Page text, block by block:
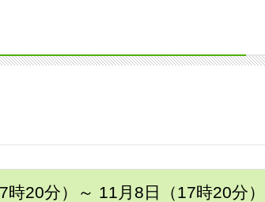
20分） ～ 11月8日（17時20分）